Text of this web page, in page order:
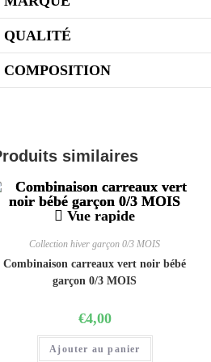
QUALITÉ
COMPOSITION
similaires
Vue rapide
Collection hiver garçon 0/3 MOIS
Combinaison carreaux vert noir bébé
garçon 0/3 MOIS
€4,00
Ajouter au panier